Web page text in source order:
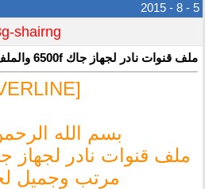
5 - 8 - 2015
shairng
ملف قنوات نادر لجهاز جاك 6500f والملف مرتب وجميل لجهاز نادر
[OVERLINE]
بسم الله
مرتب وجميل